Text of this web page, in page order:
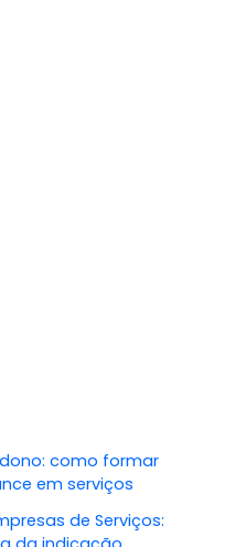
como formar
em serviços
de Serviços: